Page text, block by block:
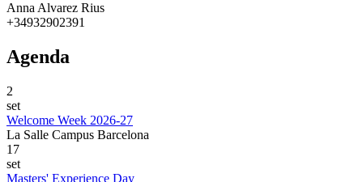
Anna Alvarez Rius
+34932902391
Agenda
2
set
Welcome Week 2026-27
La Salle Campus Barcelona
17
set
Masters' Experience Day